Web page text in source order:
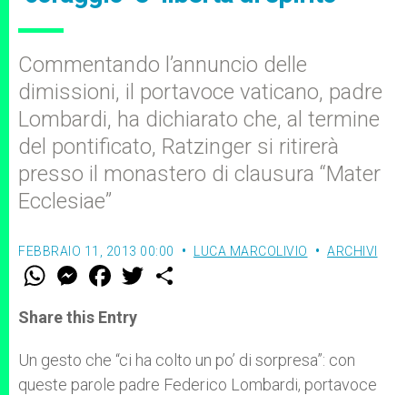
Commentando l’annuncio delle
dimissioni, il portavoce vaticano, padre
Lombardi, ha dichiarato che, al termine
del pontificato, Ratzinger si ritirerà
presso il monastero di clausura “Mater
Ecclesiae”
FEBBRAIO 11, 2013 00:00 LUCA MARCOLIVIO ARCHIVI
W
t
s
p
p
M
e
s
e
g
e
r
F
a
e
b
o
k
w
r
Share this Entry
Un gesto che “ci ha colto un po’ di sorpresa”: con
queste parole padre Federico Lombardi, portavoce